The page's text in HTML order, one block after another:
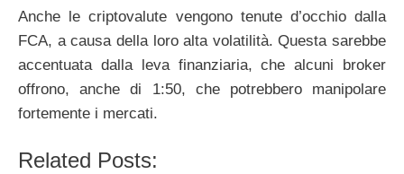
Anche le criptovalute vengono tenute d’occhio dalla
FCA, a causa della loro alta volatilità. Questa sarebbe
accentuata dalla leva finanziaria, che alcuni broker
offrono, anche di 1:50, che potrebbero manipolare
fortemente i mercati.
Related Posts: